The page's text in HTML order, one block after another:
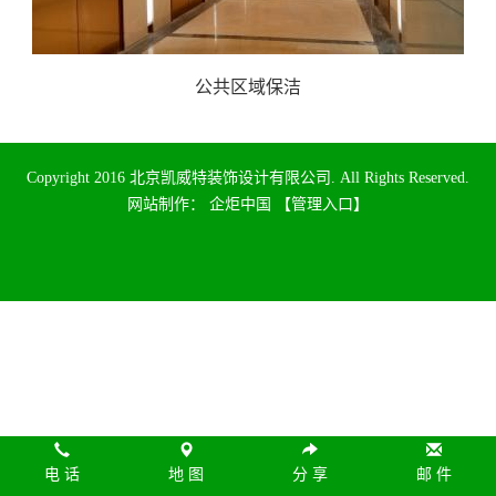
公共区域保洁
Copyright 2016 北京凯威特装饰设计有限公司. All Rights Reserved.
网站制作： 企炬中国 【管理入口】
电 话 地 图 分 享 邮 件